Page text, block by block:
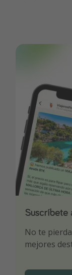
Suscríbete
No te
mejores
Descarga
Sé el
¡Recibe las
ti por